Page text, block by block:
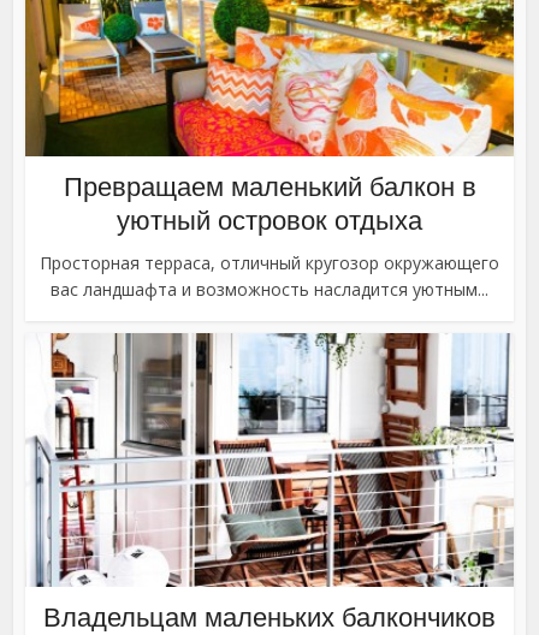
Превращаем маленький балкон в
уютный островок отдыха
Просторная терраса, отличный кругозор окружающего
вас ландшафта и возможность насладится уютным...
Владельцам маленьких балкончиков